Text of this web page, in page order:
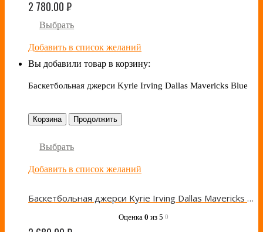
2 780.00₽
Выбрать
Добавить в список желаний
Вы добавили товар в корзину:
Баскетбольная джерси Kyrie Irving Dallas Mavericks Blue
Корзина Продолжить
Выбрать
Добавить в список желаний
Баскетбольная джерси Kyrie Irving Dallas Mavericks Blue
Оценка 0 из 5 0